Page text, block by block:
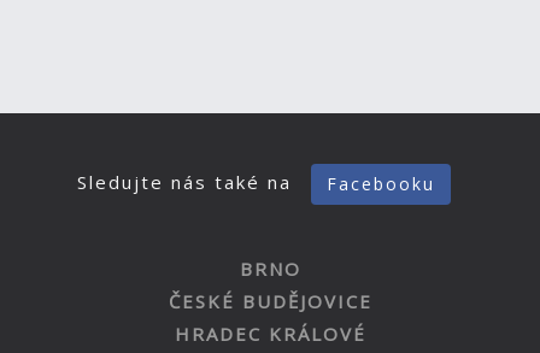
Sledujte nás také na Facebooku
BRNO
ČESKÉ BUDĚJOVICE
HRADEC KRÁLOVÉ